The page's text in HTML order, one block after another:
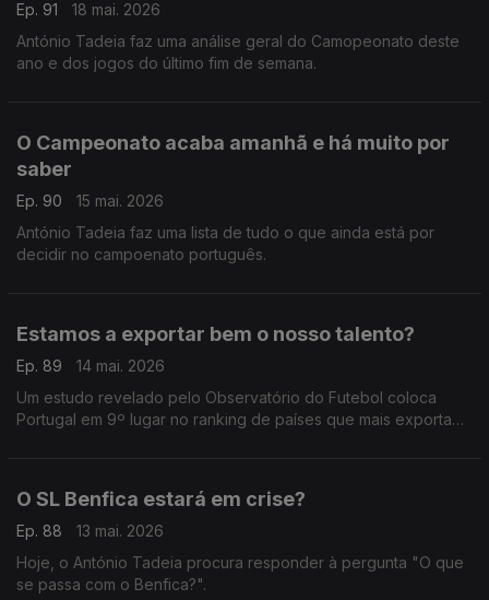
Ep. 91
18 mai. 2026
António Tadeia faz uma análise geral do Camopeonato deste
ano e dos jogos do último fim de semana.
O Campeonato acaba amanhã e há muito por
saber
Ep. 90
15 mai. 2026
António Tadeia faz uma lista de tudo o que ainda está por
decidir no campoenato português.
Estamos a exportar bem o nosso talento?
Ep. 89
14 mai. 2026
Um estudo revelado pelo Observatório do Futebol coloca
Portugal em 9º lugar no ranking de países que mais exportam
O SL Benfica estará em crise?
Ep. 88
13 mai. 2026
Hoje, o António Tadeia procura responder à pergunta "O que
se passa com o Benfica?".